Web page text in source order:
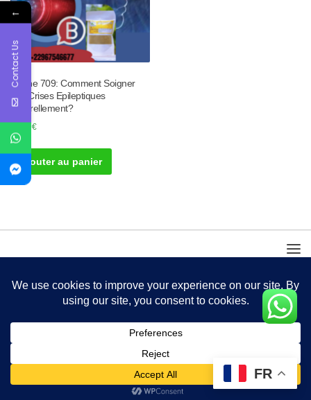
Tisane 709: Comment Soigner
Les Crises Epileptiques
Naturellement?
50.00€
Ajouter au panier
FR
←
Contact Us